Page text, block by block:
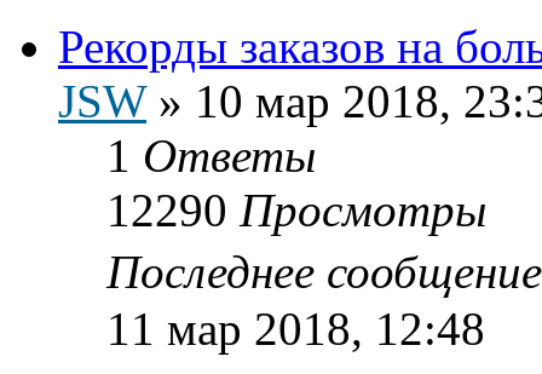
Рекорды заказов на
JSW» 10 мар 2018,
1 Ответы
12290 Просмотры
Последнее
11 мар 2018, 12:48